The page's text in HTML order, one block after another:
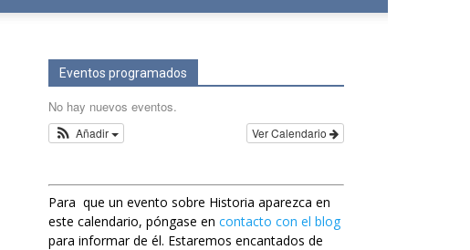
Eventos programados
No hay nuevos eventos.
Ver Calendario
Añadir
Para que un evento sobre Historia aparezca en
este calendario, póngase en contacto con el blog
para informar de él. Estaremos encantados de